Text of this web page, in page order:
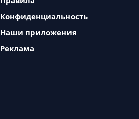
Конфиденциальность
Наши приложения
Реклама